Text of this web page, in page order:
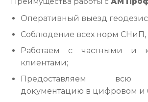
Оперативный выезд
Соблюдение всех норм СНиП,
Работаем с частными и
клиентами;
Предоставляем всю
документацию в цифровом и